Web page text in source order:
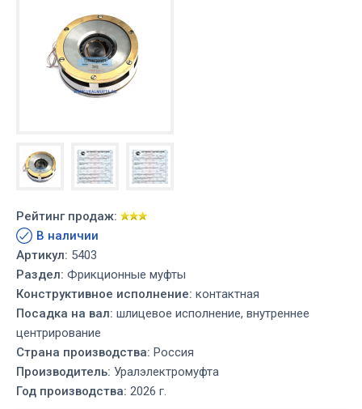
Рейтинг продаж:
В наличии
Артикул: 5403
Раздел: Фрикционные муфты
Конструктивное исполнение: контактная
Посадка на вал: шлицевое исполнение, внутреннее
центрирование
Страна производства: Россия
Производитель: Уралэлектромуфта
Год производства: 2026 г.